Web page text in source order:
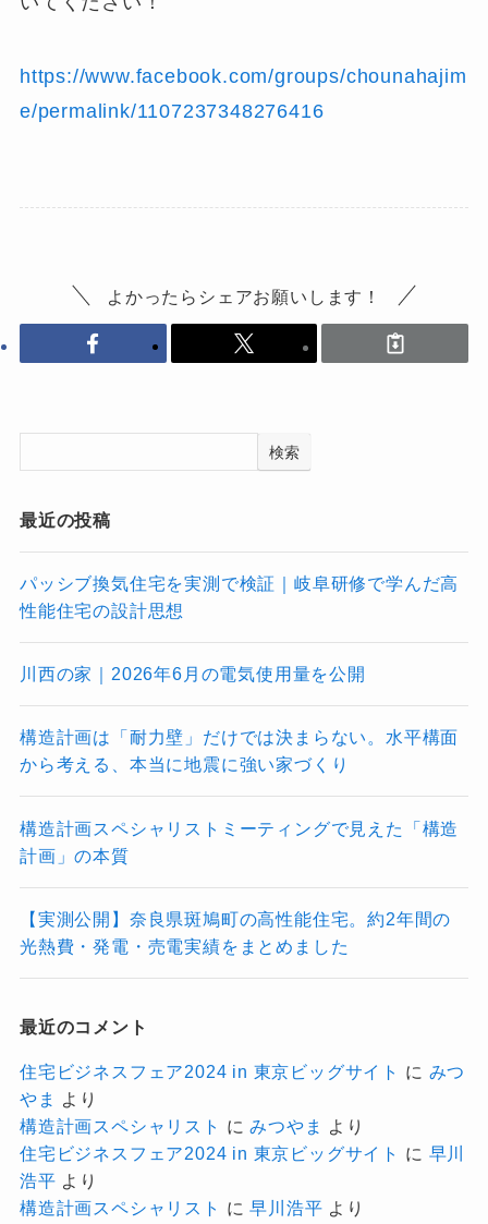
https://www.facebook.com/groups/chounahajim
e/permalink/1107237348276416
よかったらシェアお願いします！
検索
最近の投稿
パッシブ換気住宅を実測で検証｜岐阜研修で学んだ高
性能住宅の設計思想
川西の家｜2026年6月の電気使用量を公開
構造計画は「耐力壁」だけでは決まらない。水平構面
から考える、本当に地震に強い家づくり
構造計画スペシャリストミーティングで見えた「構造
計画」の本質
【実測公開】奈良県斑鳩町の高性能住宅。約2年間の
光熱費・発電・売電実績をまとめました
最近のコメント
住宅ビジネスフェア2024 in 東京ビッグサイト に みつ
やま
より
構造計画スペシャリスト
にみつやま
より
住宅ビジネスフェア2024 in 東京ビッグサイト
に 早川
浩平 より
構造計画スペシャリスト
に早川浩平 より